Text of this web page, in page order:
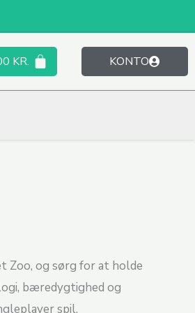
KR. KONTO
Zoo, og sørg for at holde
bæredygtighed og
spil.